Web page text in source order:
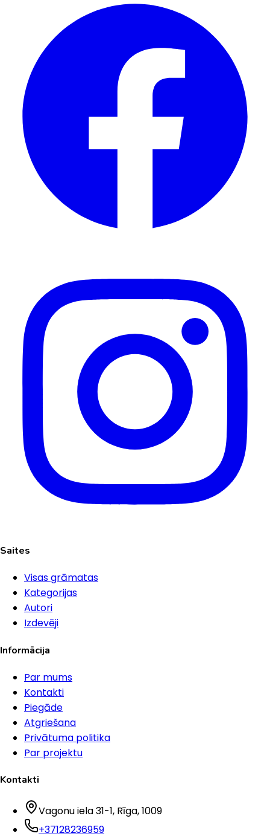
Saites
Visas grāmatas
Kategorijas
Autori
Izdevēji
Informācija
Par mums
Kontakti
Piegāde
Atgriešana
Privātuma politika
Par projektu
Kontakti
Vagonu iela 31-1, Rīga, 1009
+37128236959